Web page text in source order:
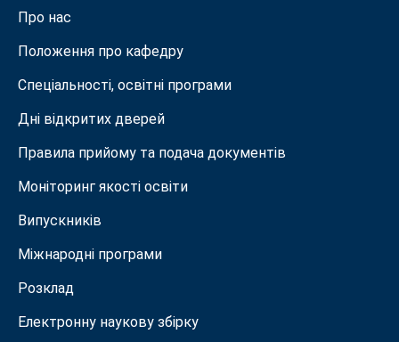
Про нас
Положення про кафедру
Спеціальності, освітні програми
Дні відкритих дверей
Правила прийому та подача документiв
Моніторинг якості освіти
Випускників
Міжнародні програми
Розклад
Електронну наукову збірку